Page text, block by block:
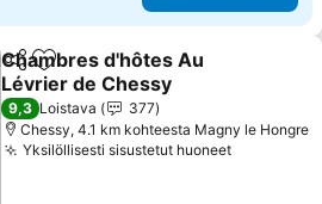
Jaa Lisää suosikkeihin
Chambres d'hôtes Au
Lévrier de Chessy
Katso hinnat
9,3 Loistava
377
Chessy, 4.1 km kohteesta Magny le Hongre
Yksilöllisesti sisustetut huoneetKatso